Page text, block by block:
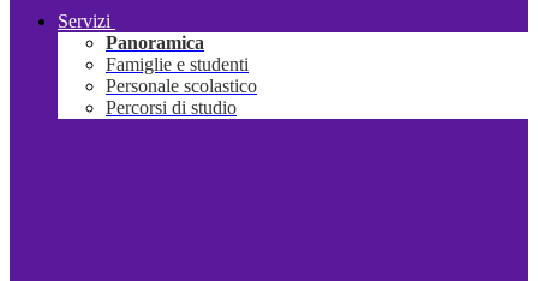
Servizi
Panoramica
Famiglie e studenti
Personale scolastico
Percorsi di studio